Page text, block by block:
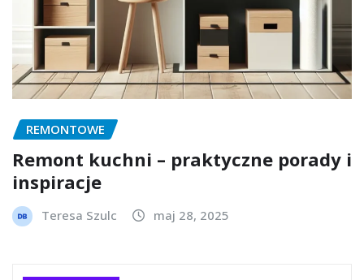
REMONTOWE
Remont kuchni – praktyczne porady i
inspiracje
Teresa Szulc maj 28, 2025